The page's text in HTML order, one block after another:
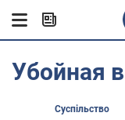
Убойная
Суспільство